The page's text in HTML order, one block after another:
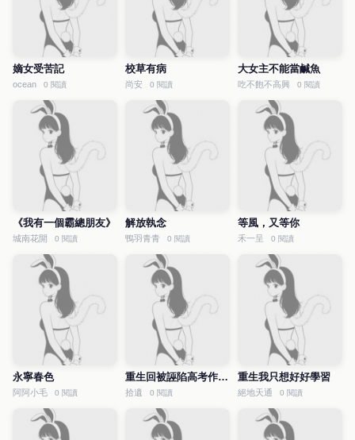
嫡女受苦記
ocean 0 閱讀
校草有病
尚安 0 閱讀
大女主不能當鹹魚
吃不飽不高興 0 閱讀
《我有一個霸總朋友》
城南花開 0 閱讀
解放執念
鴨羽青青 0 閱讀
等風，又等你
禾一呈 0 閱讀
永寧春色
阿阿小毛 0 閱讀
重生回被誣陷高考作弊前
拾遺 0 閱讀
重生我只想好好學習
絕地天通 0 閱讀